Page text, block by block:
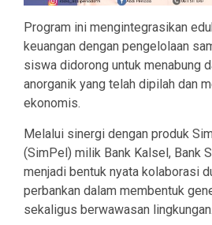
Program ini mengintegrasikan
keuangan dengan pengelolaan
siswa didorong untuk menabung
anorganik yang telah dipilah dan
ekonomis.
Melalui sinergi dengan produk
(SimPel) milik Bank Kalsel, Bank
menjadi bentuk nyata kolaborasi
perbankan dalam membentuk
sekaligus berwawasan lingkungan.